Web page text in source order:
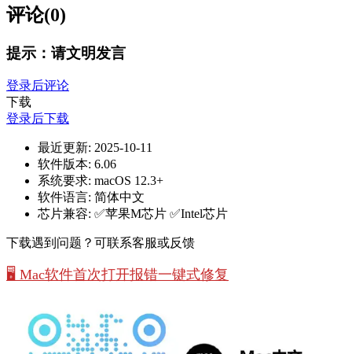
评论(0)
提示：请文明发言
登录后评论
下载
登录后下载
最近更新: 2025-10-11
软件版本: 6.06
系统要求: macOS 12.3+
软件语言: 简体中文
芯片兼容: ✅苹果M芯片 ✅Intel芯片
下载遇到问题？可联系客服或反馈
🖥️ Mac软件首次打开报错一键式修复